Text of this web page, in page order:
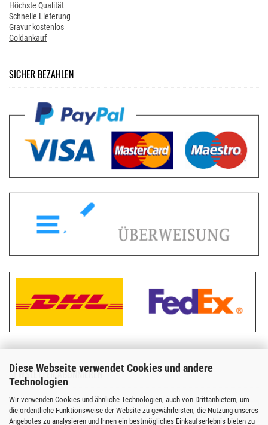
Diese Webseite verwendet Cookies und andere
Technologien
Wir verwenden Cookies und ähnliche Technologien, auch von Drittanbietern, um
die ordentliche Funktionsweise der Website zu gewährleisten, die Nutzung unseres
Angebotes zu analysieren und Ihnen ein bestmögliches Einkaufserlebnis bieten zu
Höchste Qualität
Schnelle Lieferung
Gravur kostenlos
Goldankauf
SICHER BEZAHLEN
NEWSLETTER ABONNIEREN